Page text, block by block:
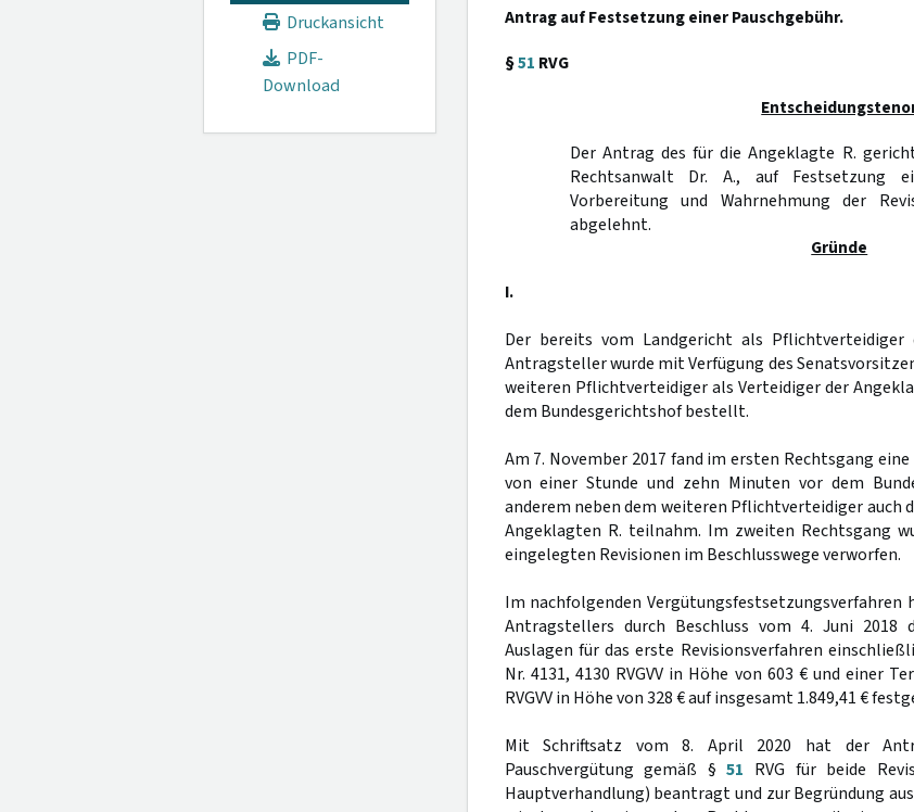
Druckansicht
PDF-
Download
Antrag auf Festsetzung einer Pauschgebühr.
§51 RVG
Der Antrag des für die Angeklagte R.
Rechtsanwalt Dr. A., auf Festsetzung
Vorbereitung und Wahrnehmung der
abgelehnt.
Gründe
I.
Der bereits vom Landgericht als Pflichtverteidiger
Antragsteller wurde mit Verfügung des
weiteren Pflichtverteidiger als Verteidiger der
dem Bundesgerichtshof bestellt.
Am 7. November 2017 fand im ersten Rechtsgang
von einer Stunde und zehn Minuten vor dem
anderem neben dem weiteren Pflichtverteidiger auch
Angeklagten R. teilnahm. Im zweiten Rechtsgang
eingelegten Revisionen im Beschlusswege verworfen.
Im nachfolgenden Vergütungsfestsetzungsverfahren
Antragstellers durch Beschluss vom 4. Juni 2018
Auslagen für das erste Revisionsverfahren
Nr. 4131, 4130 RVGVV in Höhe von 603 € und einer
RVGVV in Höhe von 328 € auf insgesamt 1.849,41 €
Mit Schriftsatz vom 8. April 2020 hat der
Pauschvergütung gemäß §51 RVG für beide
Hauptverhandlung) beantragt und zur Begründung